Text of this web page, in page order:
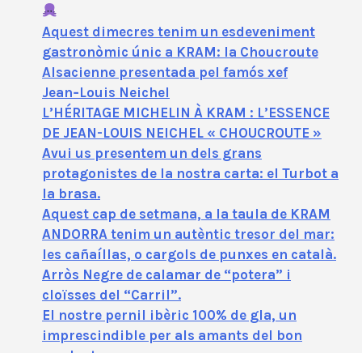
Aquest dimecres tenim un esdeveniment
gastronòmic únic a KRAM: la Choucroute
Alsacienne presentada pel famós xef
Jean‑Louis Neichel
L’HÉRITAGE MICHELIN À KRAM : L’ESSENCE
DE JEAN-LOUIS NEICHEL « CHOUCROUTE »
Avui us presentem un dels grans
protagonistes de la nostra carta: el Turbot a
la brasa.
Aquest cap de setmana, a la taula de KRAM
ANDORRA tenim un autèntic tresor del mar:
les cañaíllas, o cargols de punxes en català.
Arròs Negre de calamar de “potera” i
cloïsses del “Carril”.
El nostre pernil ibèric 100% de gla, un
imprescindible per als amants del bon